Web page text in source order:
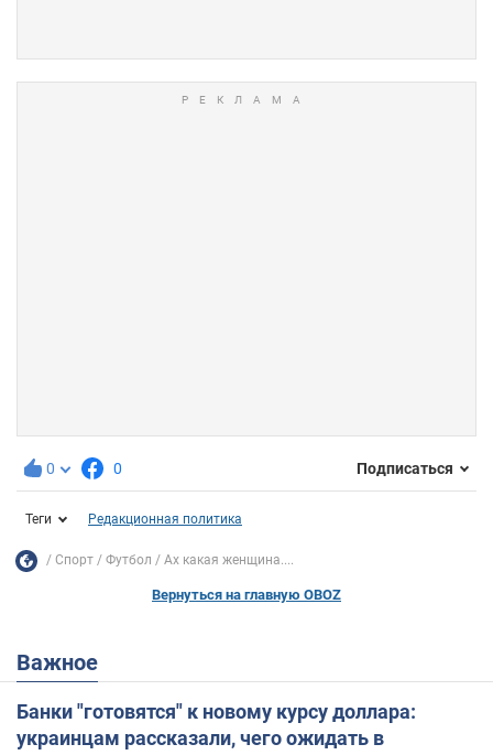
0 0 Подписаться
Теги Редакционная политика
Спорт Футбол Ах какая женщина....
Вернуться на главную OBOZ
Важное
Банки "готовятся" к новому курсу доллара:
украинцам рассказали, чего ожидать в